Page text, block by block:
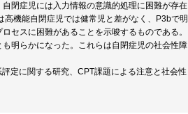
閉症児には入力情報の意識的処理に困難が存在
機能自閉症児では健常児と差がなく、P3bで明
セスに困難があることを示唆するものである。
明らかになった。これらは自閉症児の社会性障
定に関する研究、CPT課題による注意と社会性